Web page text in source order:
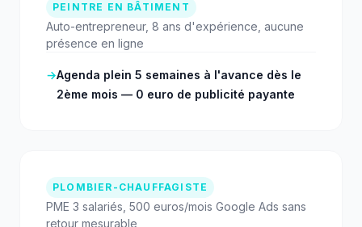
PEINTRE EN BÂTIMENT
Auto-entrepreneur, 8 ans d'expérience, aucune
présence en ligne
→Agenda plein 5 semaines à l'avance dès le
2ème mois — 0 euro de publicité payante
PLOMBIER-CHAUFFAGISTE
PME 3 salariés, 500 euros/mois Google Ads sans
retour mesurable